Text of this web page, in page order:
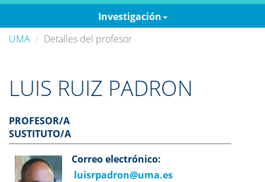
Investigación
UMA
Detalles del profesor
LUIS RUIZ PADRON
PROFESOR/A
SUSTITUTO/A
Correo electrónico:
luisrpadron@uma.es